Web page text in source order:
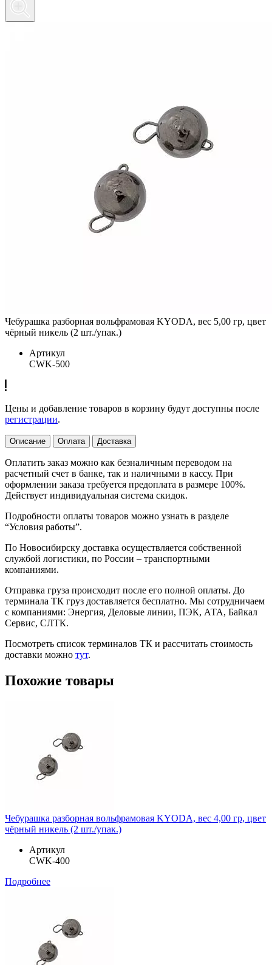
Чебурашка разборная вольфрамовая KYODA, вес 5,00 гр, цвет
чёрный никель (2 шт./упак.)
Артикул
CWK-500
Цены и добавление товаров в корзину будут доступны после
регистрации.
Описание Оплата Доставка
Оплатить заказ можно как безналичным переводом на
расчетный счет в банке, так и наличными в кассу. При
оформлении заказа требуется предоплата в размере 100%.
Действует индивидуальная система скидок.
Подробности оплаты товаров можно узнать в разделе
“Условия работы”.
По Новосибирску доставка осуществляется собственной
службой логистики, по России – транспортными
компаниями.
Отправка груза происходит после его полной оплаты. До
терминала ТК груз доставляется бесплатно. Мы сотрудничаем
с компаниями: Энергия, Деловые линии, ПЭК, АТА, Байкал
Сервис, СЛТК.
Посмотреть список терминалов ТК и рассчитать стоимость
доставки можно тут.
Похожие товары
Чебурашка разборная вольфрамовая KYODA, вес 4,00 гр, цвет
чёрный никель (2 шт./упак.)
Артикул
CWK-400
Подробнее